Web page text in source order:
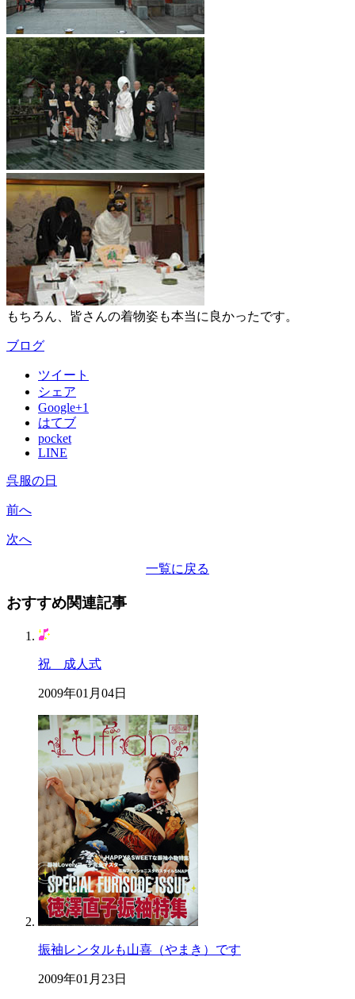
もちろん、皆さんの着物姿も本当に良かったです。
ブログ
ツイート
シェア
Google+1
はてブ
pocket
LINE
呉服の日
前へ
次へ
一覧に戻る
おすすめ関連記事
祝 成人式
2009年01月04日
振袖レンタルも山喜（やまき）です
2009年01月23日